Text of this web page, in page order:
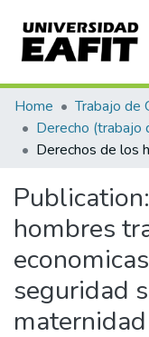
Communities &
All of DSpace
Home Trabajo de
Derecho (trabajo
Publication:
hombres
seguridad
maternidad